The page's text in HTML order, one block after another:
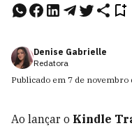
Denise Gabrielle
Redatora
Publicado em 7 de novembro
Ao lançar o Kindle